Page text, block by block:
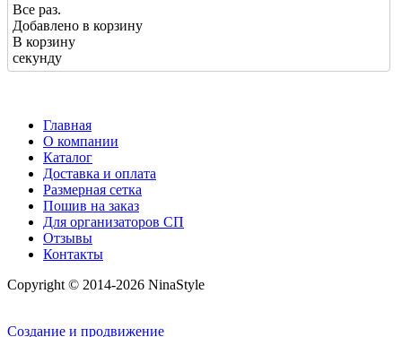
Все раз.
Добавлено в корзину
В корзину
секунду
Главная
О компании
Каталог
Доставка и оплата
Размерная сетка
Пошив на заказ
Для организаторов СП
Отзывы
Контакты
Copyright © 2014-2026 NinaStyle
Создание и продвижение